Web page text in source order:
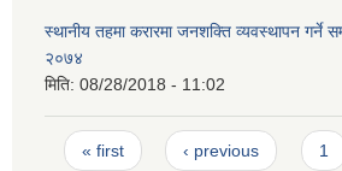
स्थानीय तहमा करारमा जनशक्ति व्यवस्थापन गर्ने
२०७४
मिति: 08/28/2018 - 11:02
Pages
« first ‹ previous 1